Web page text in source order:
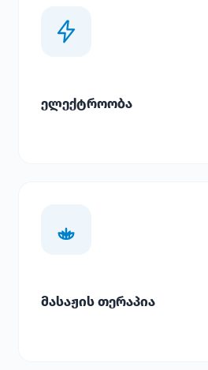
ელექტროობა
მასაჟის თერაპია